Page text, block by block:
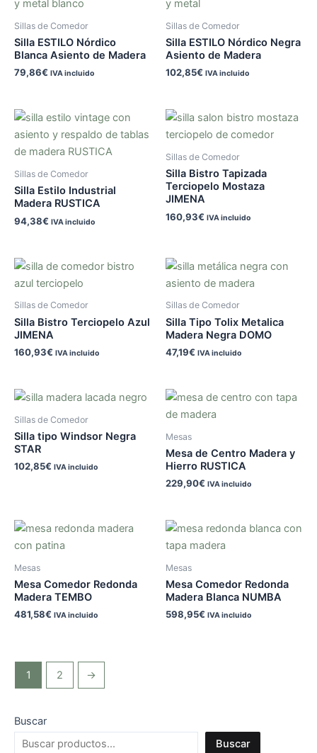
Buscar
Buscar
Sillas de Comedor
Silla ESTILO Nórdico
Blanca Asiento de Madera
79,86€ IVA incluido
Sillas de Comedor
Silla ESTILO Nórdico Negra
Asiento de Madera
102,85€ IVA incluido
Sillas de Comedor
Silla Estilo Industrial
Madera RUSTICA
94,38€ IVA incluido
Sillas de Comedor
Silla Bistro Tapizada
Terciopelo Mostaza
JIMENA
160,93€ IVA incluido
Sillas de Comedor
Silla Bistro Terciopelo Azul
JIMENA
160,93€ IVA incluido
Sillas de Comedor
Silla Tipo Tolix Metalica
Madera Negra DOMO
47,19€ IVA incluido
Sillas de Comedor
Silla tipo Windsor Negra
STAR
102,85€ IVA incluido
Mesas
Mesa de Centro Madera y
Hierro RUSTICA
229,90€ IVA incluido
Mesas
Mesa Comedor Redonda
Madera TEMBO
481,58€ IVA incluido
Mesas
Mesa Comedor Redonda
Madera Blanca NUMBA
598,95€ IVA incluido
1 2 →